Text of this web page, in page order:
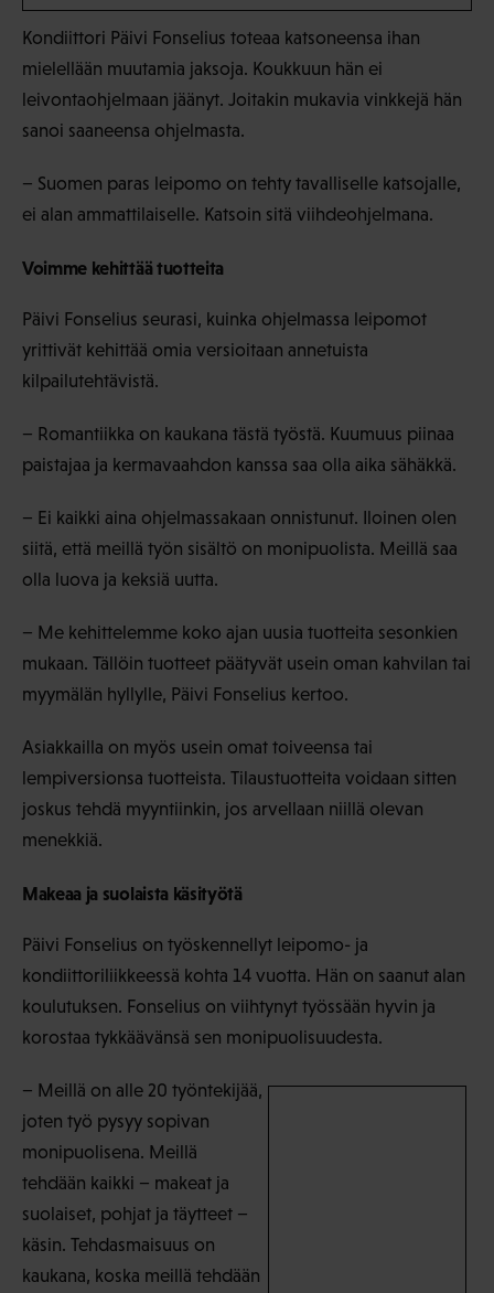
Kondiittori Päivi Fonselius toteaa katsoneensa ihan
mielellään muutamia jaksoja. Koukkuun hän ei
leivontaohjelmaan jäänyt. Joitakin mukavia vinkkejä hän
sanoi saaneensa ohjelmasta.
− Suomen paras leipomo on tehty tavalliselle katsojalle,
ei alan ammattilaiselle. Katsoin sitä viihdeohjelmana.
Voimme kehittää tuotteita
Päivi Fonselius seurasi, kuinka ohjelmassa leipomot
yrittivät kehittää omia versioitaan annetuista
kilpailutehtävistä.
− Romantiikka on kaukana tästä työstä. Kuumuus piinaa
paistajaa ja kermavaahdon kanssa saa olla aika sähäkkä.
− Ei kaikki aina ohjelmassakaan onnistunut. Iloinen olen
siitä, että meillä työn sisältö on monipuolista. Meillä saa
olla luova ja keksiä uutta.
− Me kehittelemme koko ajan uusia tuotteita sesonkien
mukaan. Tällöin tuotteet päätyvät usein oman kahvilan tai
myymälän hyllylle, Päivi Fonselius kertoo.
Asiakkailla on myös usein omat toiveensa tai
lempiversionsa tuotteista. Tilaustuotteita voidaan sitten
joskus tehdä myyntiinkin, jos arvellaan niillä olevan
menekkiä.
Makeaa ja suolaista käsityötä
Päivi Fonselius on työskennellyt leipomo- ja
kondiittoriliikkeessä kohta 14 vuotta. Hän on saanut alan
koulutuksen. Fonselius on viihtynyt työssään hyvin ja
korostaa tykkäävänsä sen monipuolisuudesta.
− Meillä on alle 20 työntekijää,
joten työ pysyy sopivan
monipuolisena. Meillä
tehdään kaikki − makeat ja
suolaiset, pohjat ja täytteet −
käsin. Tehdasmaisuus on
kaukana, koska meillä tehdään